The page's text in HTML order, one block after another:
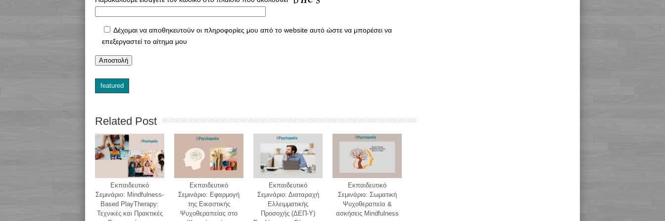
Δέχομαι να αποθηκευτούν οι πληροφορίες μου από το website αυτό ώστε να μπορέσει να
επεξεργαστεί το αίτημα μου
featured
Related Post
Εκπαιδευτικό
Σεμινάριο: Mindfulness-
Based PlayTherapy:
Τεχνικές και Πρακτικές
Εκπαιδευτικό
Σεμινάριο: Εφαρμογή
της Εικαστικής
Ψυχοθεραπείας στο
Εκπαιδευτικό
Σεμινάριο: Διαταραχή
Ελλειμματικής
Προσοχής (ΔΕΠ-Υ)
Εκπαιδευτικό
Σεμινάριο: Σωματική
Ψυχοθεραπεία &
ασκήσεις Mindfulness